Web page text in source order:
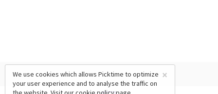
×
We use cookies which allows Picktime to optimize
your user experience and to analyse the traffic on